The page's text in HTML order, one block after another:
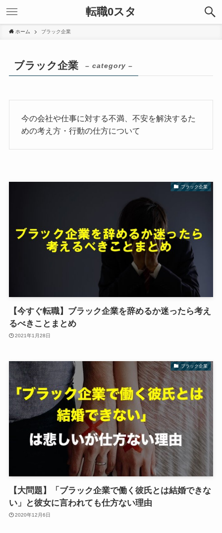
転職0スタ
ホーム ブラック企業
ブラック企業 – category –
今の会社や仕事に対する不満、不安を解決するた
めの考え方・行動の仕方について
ブラック企業
【今すぐ転職】ブラック企業を辞めるか迷ったら考え
るべきことまとめ
2021年1月28日
ブラック企業
【大問題】「ブラック企業で働く彼氏とは結婚できな
い」と彼女に言われても仕方ない理由
2020年12月6日